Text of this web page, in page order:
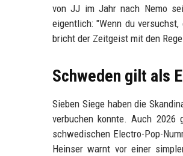
von JJ im Jahr nach Nemo
eigentlich: "Wenn du
bricht der Zeitgeist mit den
Schweden gilt als
Sieben Siege haben die
verbuchen konnte. Auch
schwedischen Electro-Pop-
Heinser warnt vor einer